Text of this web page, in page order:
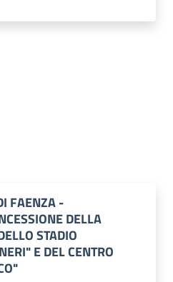
FAENZA -
DELLA
STADIO
E DEL CENTRO